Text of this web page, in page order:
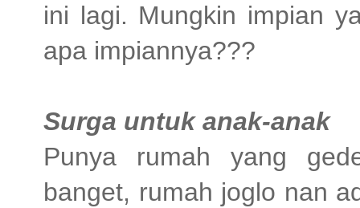
ini lagi. Mungkin impian
apa impiannya???
Surga untuk anak-anak
Punya rumah yang
banget, rumah joglo nan